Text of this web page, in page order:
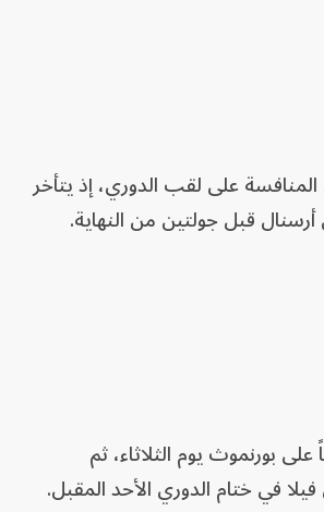
على لقب الدوري، إذ يتأخر
قبل جولتين من النهاية.
بورنموث يوم الثلاثاء، ثم
في ختام الدوري الأحد المقبل.